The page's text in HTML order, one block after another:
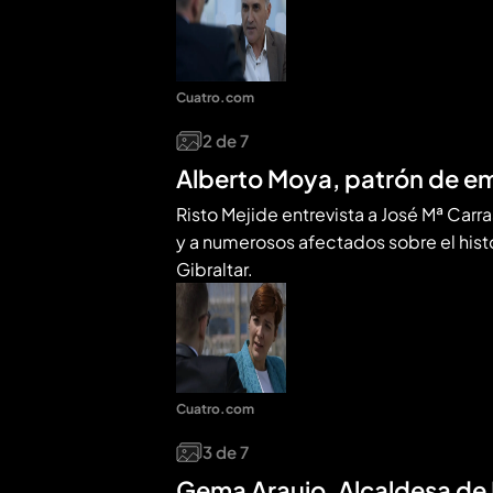
2 de7
Alberto Moya, patrón de
Risto Mejide entrevista a José Mª
y a numerosos afectados sobre el
Gibraltar.
Cuatro.com
3de7
Cuatro.com